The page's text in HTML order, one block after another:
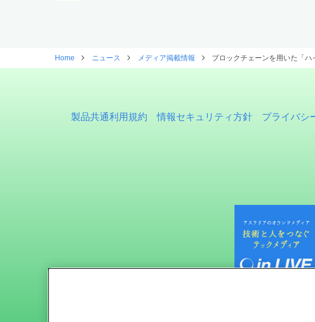
Home ニュース メディア掲載情報 ブロックチェーンを用いた「
製品共通利用規約 情報セキュリティ方針 プライバシ